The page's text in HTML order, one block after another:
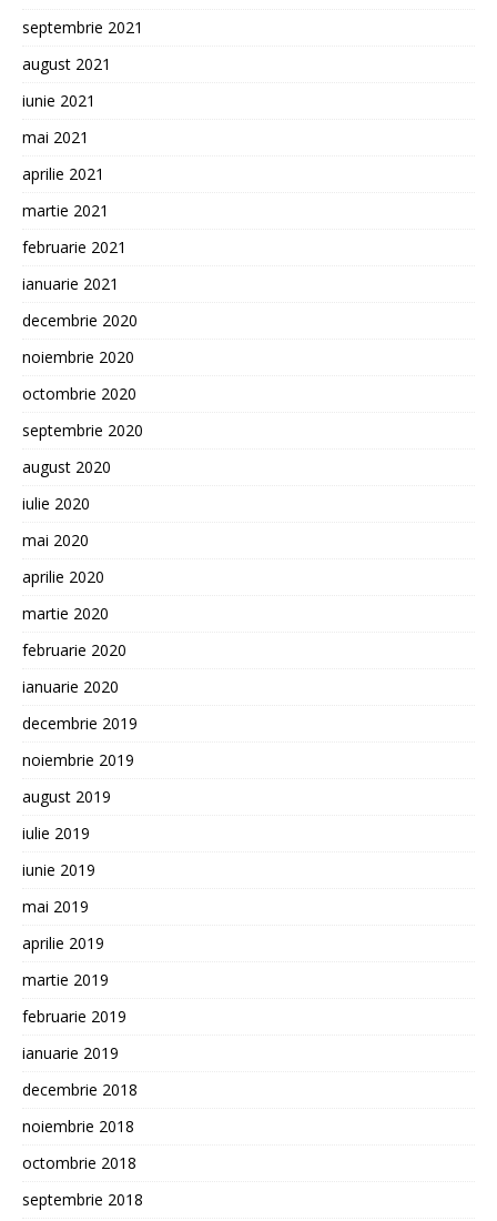
septembrie 2021
august 2021
iunie 2021
mai 2021
aprilie 2021
martie 2021
februarie 2021
ianuarie 2021
decembrie 2020
noiembrie 2020
octombrie 2020
septembrie 2020
august 2020
iulie 2020
mai 2020
aprilie 2020
martie 2020
februarie 2020
ianuarie 2020
decembrie 2019
noiembrie 2019
august 2019
iulie 2019
iunie 2019
mai 2019
aprilie 2019
martie 2019
februarie 2019
ianuarie 2019
decembrie 2018
noiembrie 2018
octombrie 2018
septembrie 2018